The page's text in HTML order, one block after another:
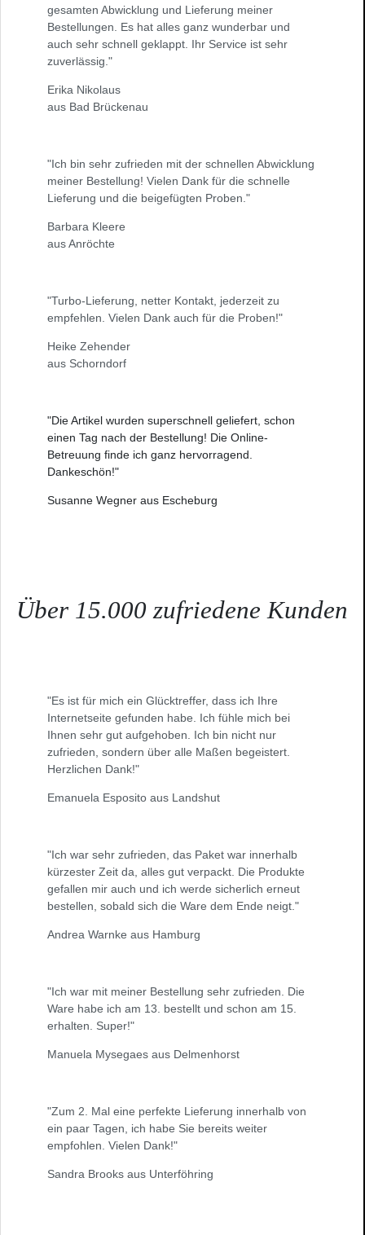
gesamten Abwicklung und Lieferung meiner
Bestellungen. Es hat alles ganz wunderbar und
auch sehr schnell geklappt. Ihr Service ist sehr
zuverlässig."
Erika Nikolaus
aus Bad Brückenau
"Ich bin sehr zufrieden mit der schnellen Abwicklung
meiner Bestellung! Vielen Dank für die schnelle
Lieferung und die beigefügten Proben."
Barbara Kleere
aus Anröchte
"Turbo-Lieferung, netter Kontakt, jederzeit zu
empfehlen. Vielen Dank auch für die Proben!"
Heike Zehender
aus Schorndorf
"Die Artikel wurden superschnell geliefert, schon
einen Tag nach der Bestellung! Die Online-
Betreuung finde ich ganz hervorragend.
Dankeschön!"
Susanne Wegner aus Escheburg
Über 15.000 zufriedene Kunden
"Es ist für mich ein Glücktreffer, dass ich Ihre
Internetseite gefunden habe. Ich fühle mich bei
Ihnen sehr gut aufgehoben. Ich bin nicht nur
zufrieden, sondern über alle Maßen begeistert.
Herzlichen Dank!"
Emanuela Esposito aus Landshut
"Ich war sehr zufrieden, das Paket war innerhalb
kürzester Zeit da, alles gut verpackt. Die Produkte
gefallen mir auch und ich werde sicherlich erneut
bestellen, sobald sich die Ware dem Ende neigt."
Andrea Warnke aus Hamburg
"Ich war mit meiner Bestellung sehr zufrieden. Die
Ware habe ich am 13. bestellt und schon am 15.
erhalten. Super!"
Manuela Mysegaes aus Delmenhorst
"Zum 2. Mal eine perfekte Lieferung innerhalb von
ein paar Tagen, ich habe Sie bereits weiter
empfohlen. Vielen Dank!"
Sandra Brooks aus Unterföhring